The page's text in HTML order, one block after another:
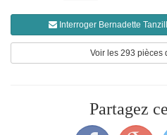
Interroger Bernadette
Voir les 293 pièces
Partagez